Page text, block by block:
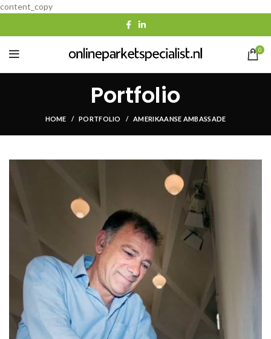
content_copy
0
Portfolio
HOME PORTFOLIO AMERIKAANSE AMBASSADE